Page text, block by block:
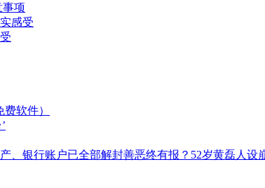
项
感受
软件）
、银行账户已全部解封善恶终有报？52岁黄磊人设